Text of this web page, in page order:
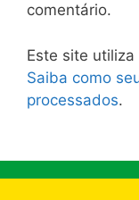
comentário.
Este site
Saiba como
processados.